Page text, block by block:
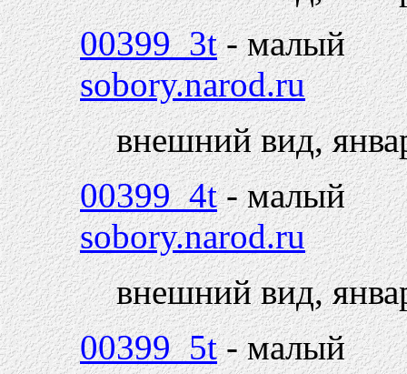
00399_3t- малый
sobory.narod.ru
внешний вид,
00399_4t- малый
sobory.narod.ru
внешний вид,
00399_5t- малый